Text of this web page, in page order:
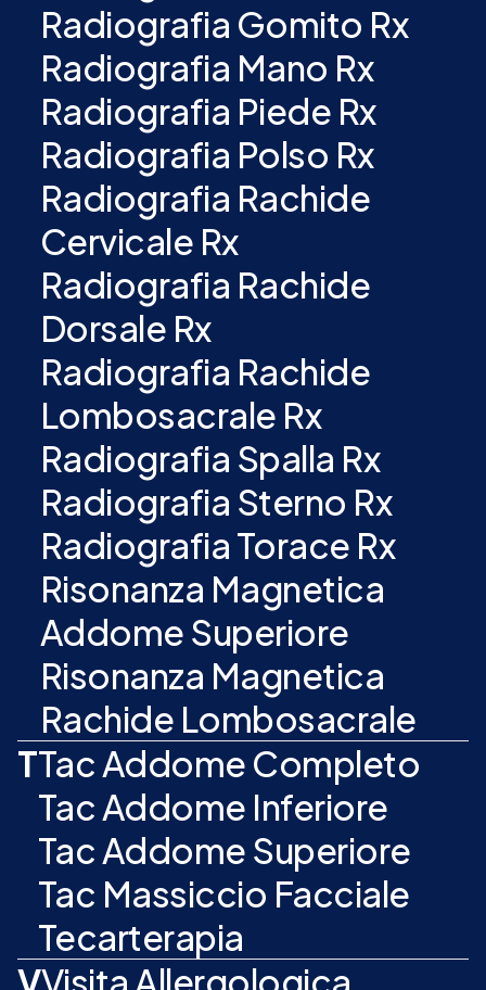
Radiografia Gomito Rx
Radiografia Mano Rx
Radiografia Piede Rx
Radiografia Polso Rx
Radiografia Rachide
Cervicale Rx
Radiografia Rachide
Dorsale Rx
Radiografia Rachide
Lombosacrale Rx
Radiografia Spalla Rx
Radiografia Sterno Rx
Radiografia Torace Rx
Risonanza Magnetica
Addome Superiore
Risonanza Magnetica
Rachide Lombosacrale
TTac Addome Completo
Tac Addome Inferiore
Tac Addome Superiore
Tac Massiccio Facciale
Tecarterapia
VVisita Allergologica